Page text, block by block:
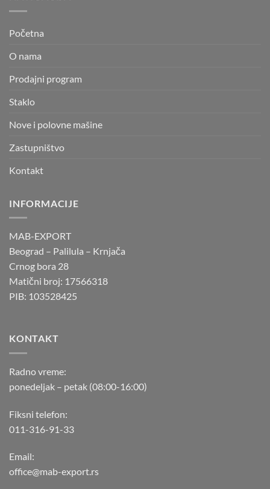
Početna
O nama
Prodajni program
Staklo
Nove i polovne mašine
Zastupništvo
Kontakt
INFORMACIJE
MAB-EXPORT
Beograd – Palilula – Krnjača
Crnog bora 28
Matični broj: 17566318
PIB: 103528425
KONTAKT
Radno vreme:
ponedeljak – petak (08:00-16:00)
Fiksni telefon:
011-316-91-33
Email:
office@mab-export.rs